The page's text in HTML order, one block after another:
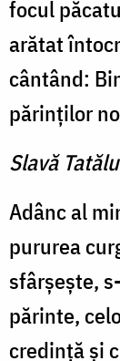
focul
arătat
cântând:
părinţilor
Slavă
Adânc al
pururea
sfârşeşte,
părinte,
credinţă şi